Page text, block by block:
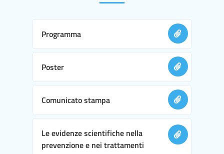
Programma
Poster
Comunicato stampa
Le evidenze scientifiche nella
prevenzione e nei trattamenti